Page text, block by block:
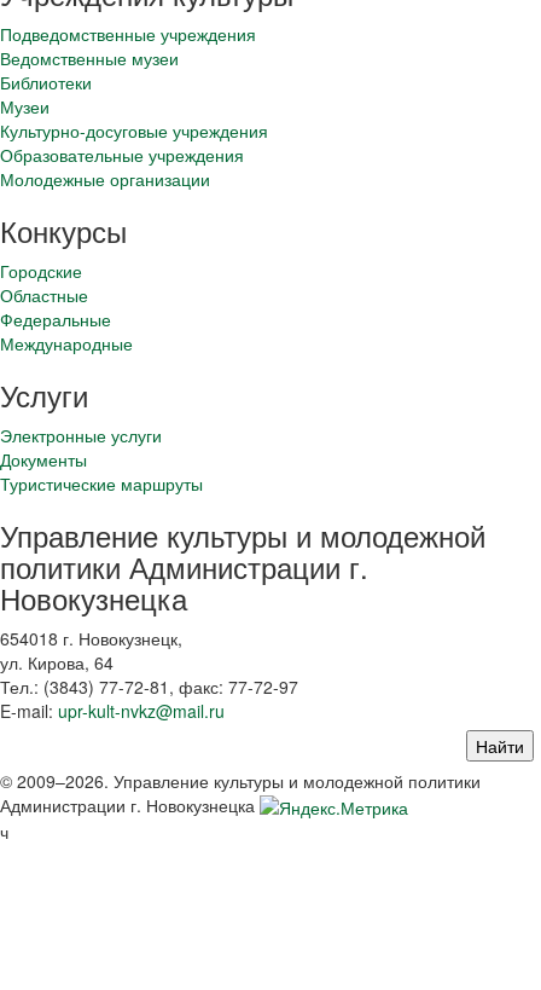
Подведомственные учреждения
Ведомственные музеи
Библиотеки
Музеи
Культурно-досуговые учреждения
Образовательные учреждения
Молодежные организации
Конкурсы
Городские
Областные
Федеральные
Международные
Услуги
Электронные услуги
Документы
Туристические маршруты
Управление культуры и молодежной
политики Администрации г.
Новокузнецка
654018 г. Новокузнецк,
ул. Кирова, 64
Тел.: (3843) 77-72-81 , факс: 77-72-97
E-mail: upr-kult-nvkz@mail.ru
© 2009–2026. Управление культуры и молодежной политики
Администрации г. Новокузнецка
ч